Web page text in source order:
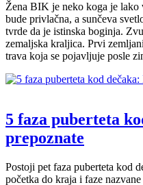
Žena BIK je neko koga je lako
bude privlačna, a sunčeva
tvrde da je istinska boginja.
zemaljska kraljica. Prvi
trava koja se pojavljuje posle
5 faza puberteta
prepoznate
Postoji pet faza puberteta kod
početka do kraja i faze